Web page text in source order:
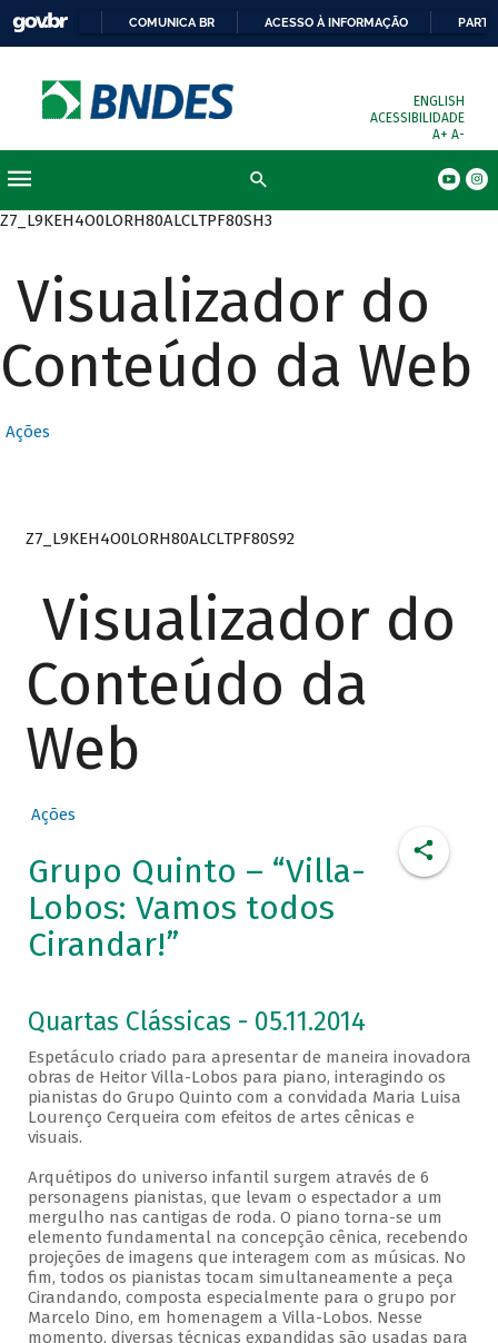
COMUNICA BR ACESSO À INFORMAÇÃO
ENGLISH
ACESSIBILIDADE
A+ A-
Z7_L9KEH4O0LORH80ALCLTPF80SH3
Visualizador do
Conteúdo da Web
Ações
Z7_L9KEH4O0LORH80ALCLTPF80S92
Visualizador do
Conteúdo da
Web
Ações
Grupo Quinto – “Villa-
Lobos: Vamos todos
Cirandar!”
Quartas Clássicas - 05.11.2014
Espetáculo criado para apresentar de maneira inovadora
obras de Heitor Villa-Lobos para piano, interagindo os
pianistas do Grupo Quinto com a convidada Maria Luisa
Lourenço Cerqueira com efeitos de artes cênicas e
visuais.
Arquétipos do universo infantil surgem através de 6
personagens pianistas, que levam o espectador a um
mergulho nas cantigas de roda. O piano torna-se um
elemento fundamental na concepção cênica, recebendo
projeções de imagens que interagem com as músicas. No
fim, todos os pianistas tocam simultaneamente a peça
Cirandando, composta especialmente para o grupo por
Marcelo Dino, em homenagem a Villa-Lobos. Nesse
momento, diversas técnicas expandidas são usadas para